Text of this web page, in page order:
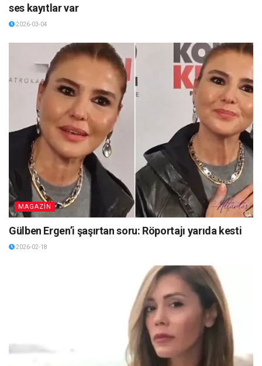
ses kayıtlar var
2026-03-04
MAGAZİN
Gülben Ergen’i şaşırtan soru: Röportajı yarıda kesti
2026-02-18